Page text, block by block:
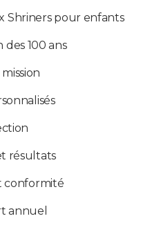
Shriners pour enfants
des 100 ans
résultats
conformité
annuel